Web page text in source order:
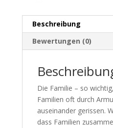
Beschreibung
Bewertungen (0)
Die Familie – so
Familien oft durch
auseinander gerissen.
dass Familien